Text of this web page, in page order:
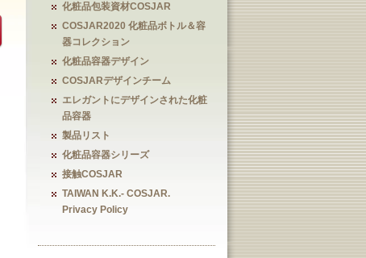
化粧品包装資材COSJAR
COSJAR2020 化粧品ボトル＆容
器コレクション
化粧品容器デザイン
COSJARデザインチーム
エレガントにデザインされた化粧
品容器
製品リスト
化粧品容器シリーズ
接触COSJAR
TAIWAN K.K.- COSJAR.
Privacy Policy